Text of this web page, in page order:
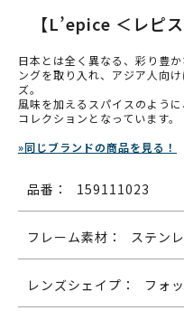
【L’epice ＜レピ
日本とは全く異なる、彩り豊
ングを取り入れ、アジア人向
ズ。
風味を加えるスパイスのよう
コレクションとなっています。
»同じブランドの商品を見る！
品番： 159111023
フレーム素材： ステン
レンズシェイプ： フォ